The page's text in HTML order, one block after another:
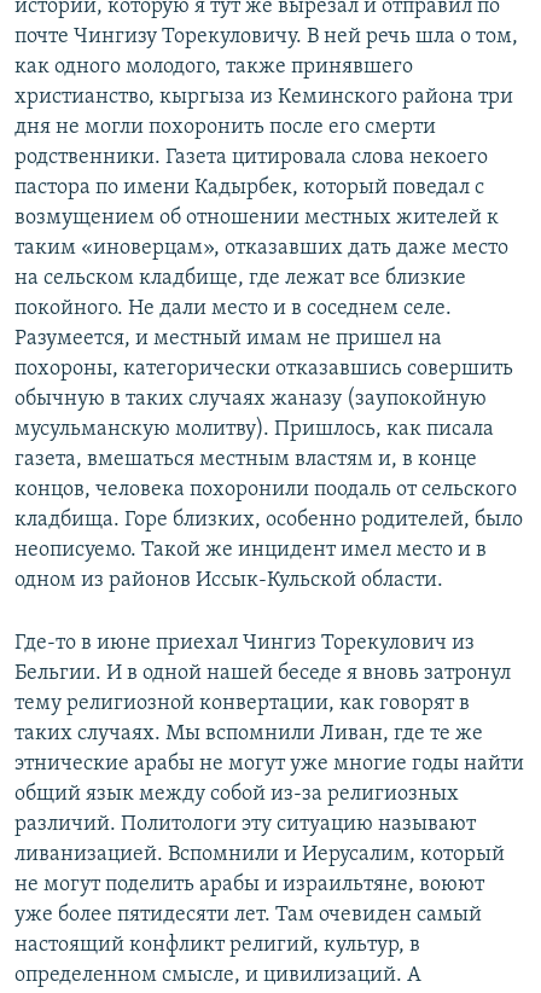
истории, которую я тут же вырезал и отправил по
почте Чингизу Торекуловичу. В ней речь шла о том,
как одного молодого, также принявшего
христианство, кыргыза из Кеминского района три
дня не могли похоронить после его смерти
родственники. Газета цитировала слова некоего
пастора по имени Кадырбек, который поведал с
возмущением об отношении местных жителей к
таким «иноверцам», отказавших дать даже место
на сельском кладбище, где лежат все близкие
покойного. Не дали место и в соседнем селе.
Разумеется, и местный имам не пришел на
похороны, категорически отказавшись совершить
обычную в таких случаях жаназу (заупокойную
мусульманскую молитву). Пришлось, как писала
газета, вмешаться местным властям и, в конце
концов, человека похоронили поодаль от сельского
кладбища. Горе близких, особенно родителей, было
неописуемо. Такой же инцидент имел место и в
одном из районов Иссык-Кульской области.
Где-то в июне приехал Чингиз Торекулович из
Бельгии. И в одной нашей беседе я вновь затронул
тему религиозной конвертации, как говорят в
таких случаях. Мы вспомнили Ливан, где те же
этнические арабы не могут уже многие годы найти
общий язык между собой из-за религиозных
различий. Политологи эту ситуацию называют
ливанизацией. Вспомнили и Иерусалим, который
не могут поделить арабы и израильтяне, воюют
уже более пятидесяти лет. Там очевиден самый
настоящий конфликт религий, культур, в
определенном смысле, и цивилизаций. А